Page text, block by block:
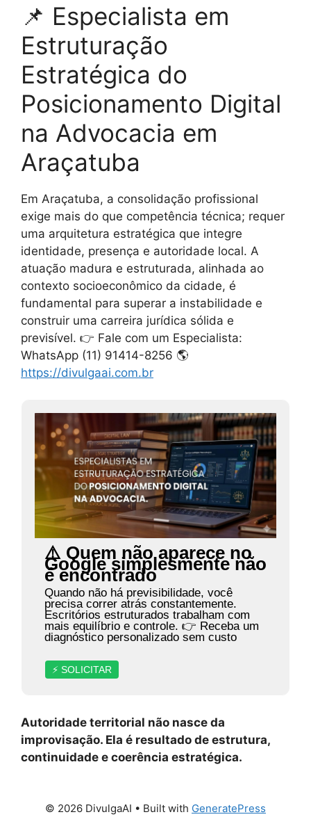
📌 Especialista em
Estruturação
Estratégica do
Posicionamento Digital
na Advocacia em
Araçatuba
Em Araçatuba, a consolidação profissional
exige mais do que competência técnica; requer
uma arquitetura estratégica que integre
identidade, presença e autoridade local. A
atuação madura e estruturada, alinhada ao
contexto socioeconômico da cidade, é
fundamental para superar a instabilidade e
construir uma carreira jurídica sólida e
previsível. 👉 Fale com um Especialista:
WhatsApp (11) 91414-8256 🌎
https://divulgaai.com.br
⚠️ Quem não aparece no
Google simplesmente não
é encontrado
Quando não há previsibilidade, você
precisa correr atrás constantemente.
Escritórios estruturados trabalham com
mais equilíbrio e controle. 👉 Receba um
diagnóstico personalizado sem custo
⚡ SOLICITAR
Autoridade territorial não nasce da
improvisação. Ela é resultado de estrutura,
continuidade e coerência estratégica.
© 2026 DivulgaAI • Built with GeneratePress